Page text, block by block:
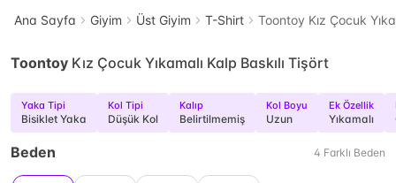
Ana Sayfa Giyim Üst Giyim T-Shirt Toontoy Kız Çocuk
Toontoy Kız Çocuk Yıkamalı Kalp Baskılı Tişört
Yaka Tipi
Bisiklet Yaka
Kol Tipi
Düşük Kol
Kalıp
Belirtilmemiş
Kol Boyu
Uzun
Ek Özellik
Yıkamalı
Beden 4 Farklı Beden